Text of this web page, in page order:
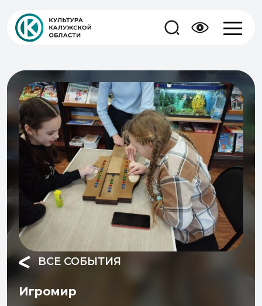
ВСЕ СОБЫТИЯ
Игромир